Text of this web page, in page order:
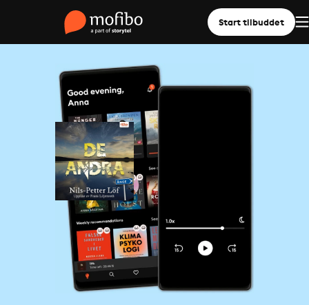
Start tilbuddet